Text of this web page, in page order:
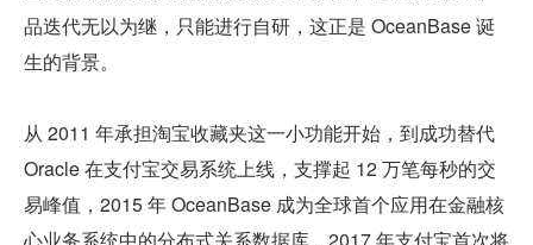
品迭代无以为继，只能进行自研，这正是 OceanBase 诞
生的背景。
从 2011 年承担淘宝收藏夹这一小功能开始，到成功替代
Oracle 在支付宝交易系统上线，支撑起 12 万笔每秒的交
易峰值，2015 年 OceanBase 成为全球首个应用在金融核
心业务系统中的分布式关系数据库，2017 年支付宝首次将